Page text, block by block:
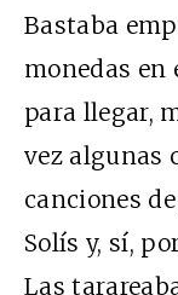
Bastaba
monedas en
para llegar,
vez algunas
canciones
Solís y, sí,
Las